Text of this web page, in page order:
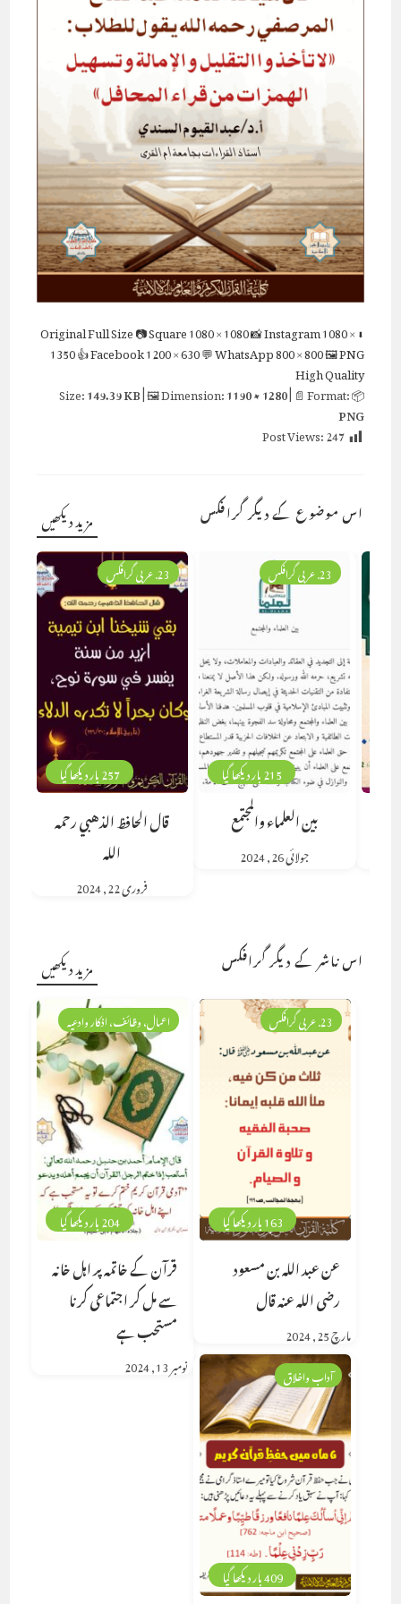
⬇ Original
Full Size📷 Square1080 × 1080📸 Instagram1080 ×
1350👍 Facebook1200 × 630💬 WhatsApp800 × 800🖼 PNG
High Quality
📦 Size:
149.39 KB| 🖼 Dimension:1190 × 1280| 📄 Format:
PNG
Post Views:247
اس موضوع کے دیگر گرافکس مزید دیکھیں
215 بار دیکھا گیا
23. عربی گرافکس
بين العلماء والمجتمع
جولائی 26, 2024
257 بار دیکھا گیا
23. عربی گرافکس
قال الحافظ الذهبي رحمه
الله
فروری 22, 2024
اس ناشر کے دیگر گرافکس مزید دیکھیں
204 بار دیکھا گیا
اعمال، وظائف، اذکار وادعیہ
قرآن کے خاتمہ پر اہل خانہ
سے مل کر اجتماعی کرنا
مستحب ہے
نومبر 13, 2024
163 بار دیکھا گیا
23. عربی گرافکس
عن عبد الله بن مسعود
رضى الله عنه قال
مارچ 25, 2024
409 بار دیکھا گیا
آداب واخلاق